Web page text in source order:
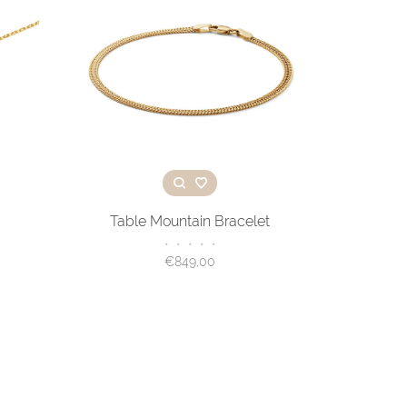
Table Mountain Bracelet
• • • • •
€849,00